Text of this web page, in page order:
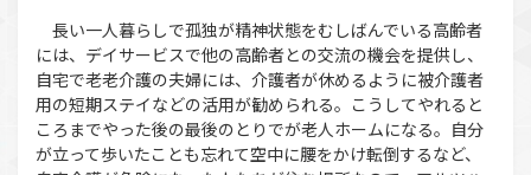
長い一人暮らしで孤独が精神状態をむしばんでいる高齢者
には、デイサービスで他の高齢者との交流の機会を提供し、
自宅で老老介護の夫婦には、介護者が休めるように被介護者
用の短期ステイなどの活用が勧められる。こうしてやれると
ころまでやった後の最後のとりでが老人ホームになる。自分
が立って歩いたことも忘れて空中に腰をかけ転倒するなど、